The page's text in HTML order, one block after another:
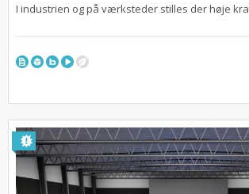
I industrien og på værksteder stilles der høje